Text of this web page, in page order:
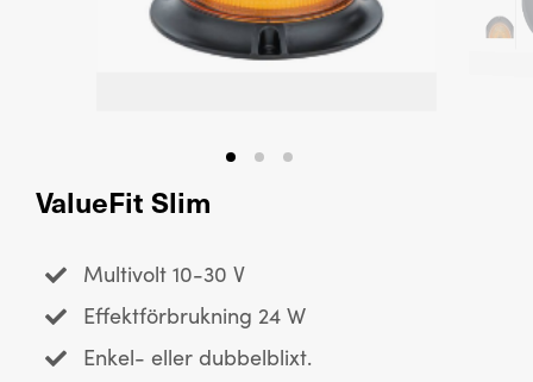
ValueFit Slim
Multivolt 10-30 V
Effektförbrukning 24 W
Enkel- eller dubbelblixt.